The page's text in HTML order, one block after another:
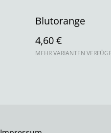
Blutorange
4,60 €
MEHR VARIANTEN